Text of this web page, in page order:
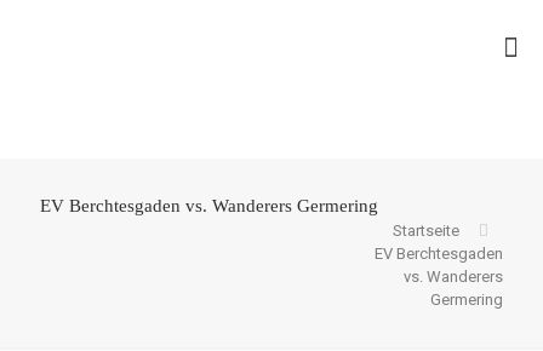
EV Berchtesgaden vs. Wanderers Germering
Startseite
EV Berchtesgaden
vs. Wanderers
Germering